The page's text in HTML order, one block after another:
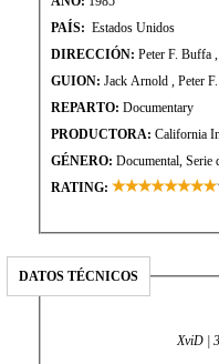
PAÍS: Estados Unidos
DIRECCIÓN:
GUION:
REPARTO: Documentary
PRODUCTORA: California
GÉNERO: Documental, Serie
RATING:
DATOS TÉCNICOS
XviD |